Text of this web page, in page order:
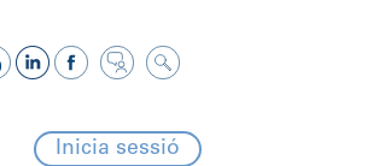
Inicia sessió